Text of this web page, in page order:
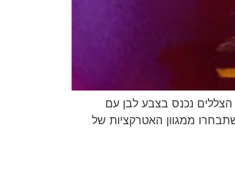
נכנס בצבע לבן עם
ממגוון האטרקציות של